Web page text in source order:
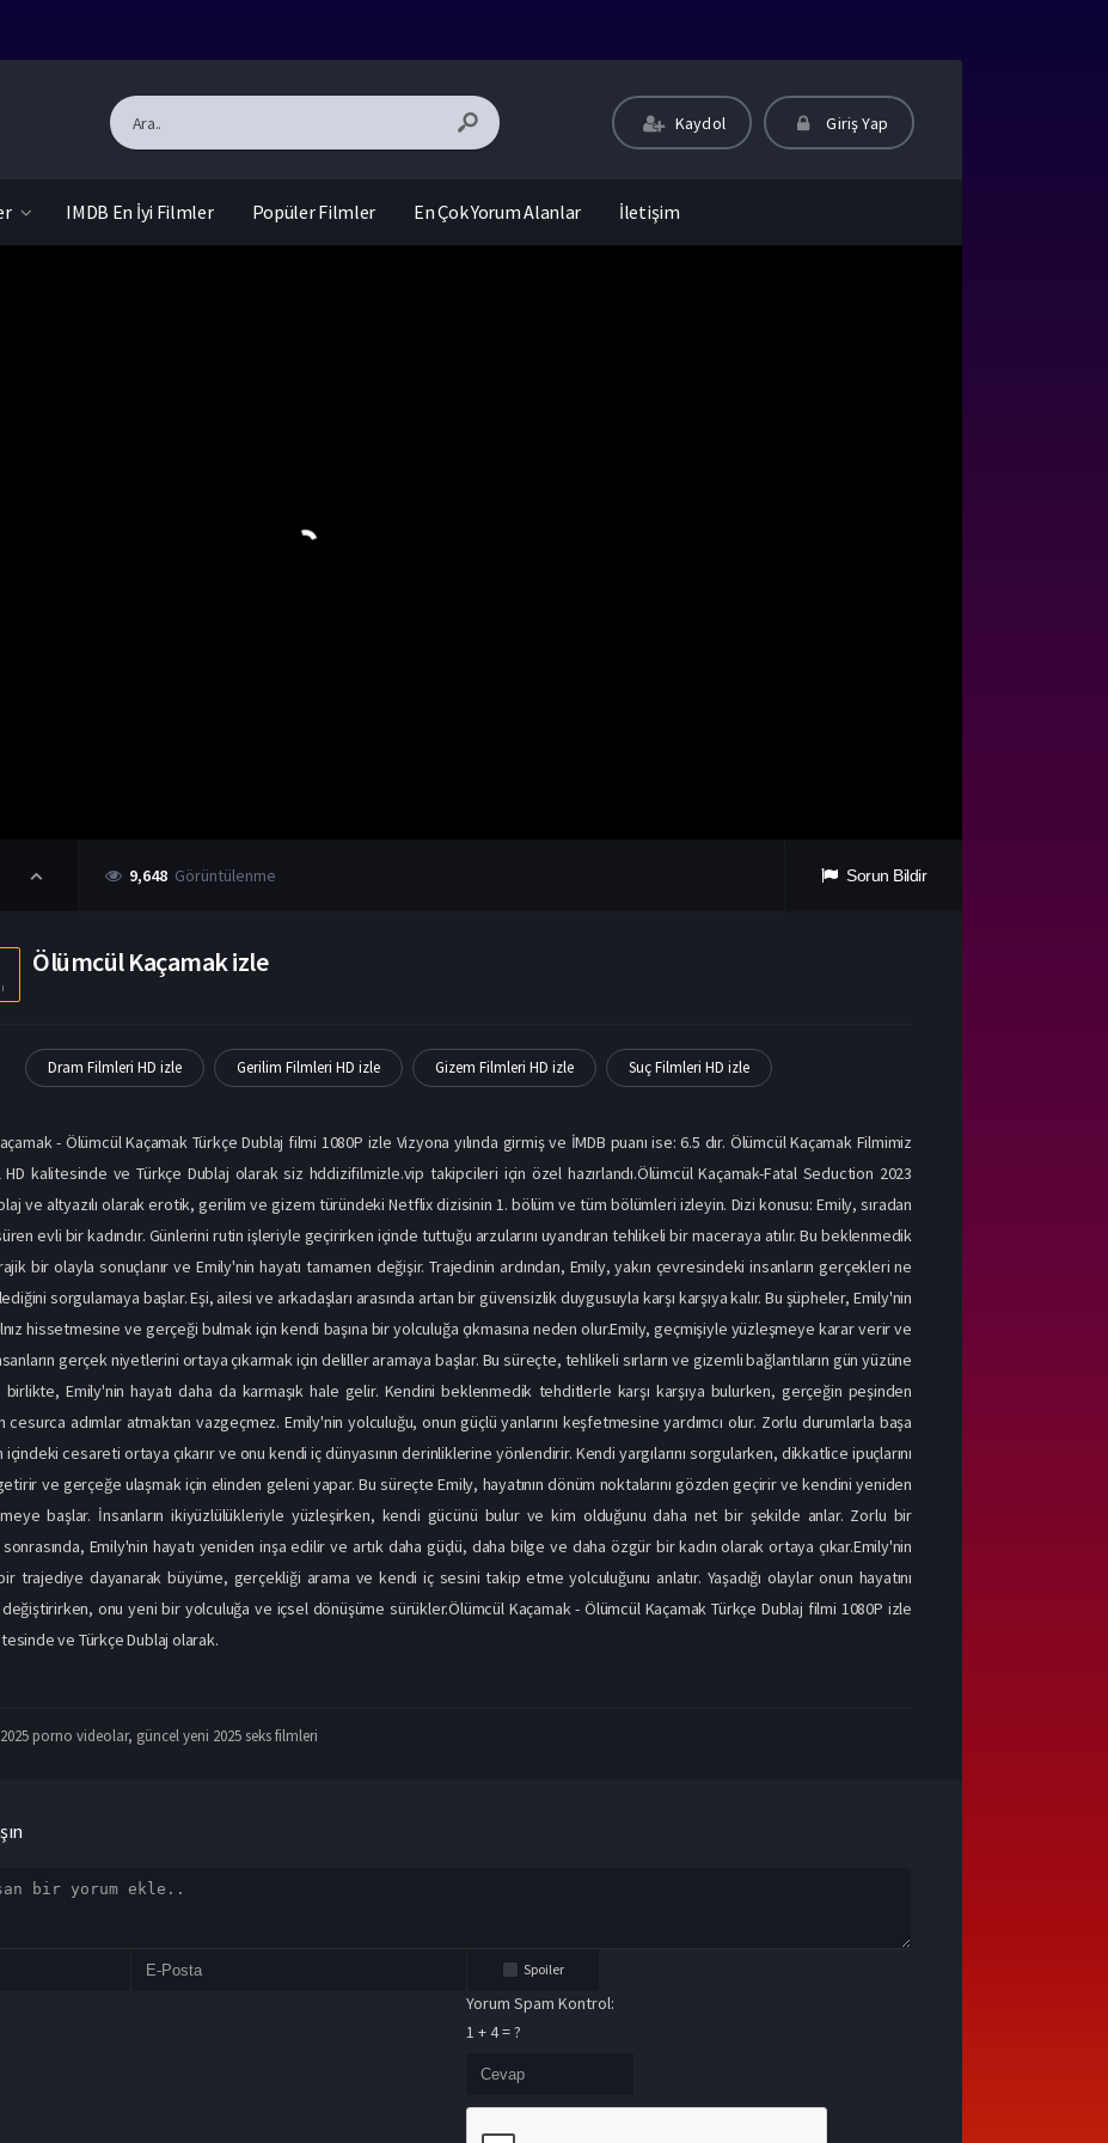
Kaydol Giriş Yap
IMDB En İyi Filmler Popüler Filmler En Çok Yorum Alanlar İletişim
9,648 Görüntülenme Sorun Bildir
Ölümcül Kaçamak izle
Dram Filmleri HD izle Gerilim Filmleri HD izle Gizem Filmleri HD izle Suç Filmleri HD izle
- Ölümcül Kaçamak Türkçe Dublaj filmi 1080P izle Vizyona yılında girmiş ve İMDB puanı ise: 6.5 dır. Ölümcül Kaçamak Filmimiz
HD kalitesinde ve Türkçe Dublaj olarak siz hddizifilmizle.vip takipcileri için özel hazırlandı.Ölümcül Kaçamak-Fatal Seduction 2023
ve altyazılı olarak erotik, gerilim ve gizem türündeki Netflix dizisinin 1. bölüm ve tüm bölümleri izleyin. Dizi konusu: Emily, sıradan
evli bir kadındır. Günlerini rutin işleriyle geçirirken içinde tuttuğu arzularını uyandıran tehlikeli bir maceraya atılır. Bu beklenmedik
bir olayla sonuçlanır ve Emily'nin hayatı tamamen değişir. Trajedinin ardından, Emily, yakın çevresindeki insanların gerçekleri ne
sorgulamaya başlar. Eşi, ailesi ve arkadaşları arasında artan bir güvensizlik duygusuyla karşı karşıya kalır. Bu şüpheler, Emily'nin
hissetmesine ve gerçeği bulmak için kendi başına bir yolculuğa çıkmasına neden olur.Emily, geçmişiyle yüzleşmeye karar verir ve
gerçek niyetlerini ortaya çıkarmak için deliller aramaya başlar. Bu süreçte, tehlikeli sırların ve gizemli bağlantıların gün yüzüne
birlikte, Emily'nin hayatı daha da karmaşık hale gelir. Kendini beklenmedik tehditlerle karşı karşıya bulurken, gerçeğin peşinden
cesurca adımlar atmaktan vazgeçmez. Emily'nin yolculuğu, onun güçlü yanlarını keşfetmesine yardımcı olur. Zorlu durumlarla başa
içindeki cesareti ortaya çıkarır ve onu kendi iç dünyasının derinliklerine yönlendirir. Kendi yargılarını sorgularken, dikkatlice ipuçlarını
ve gerçeğe ulaşmak için elinden geleni yapar. Bu süreçte Emily, hayatının dönüm noktalarını gözden geçirir ve kendini yeniden
başlar. İnsanların ikiyüzlülükleriyle yüzleşirken, kendi gücünü bulur ve kim olduğunu daha net bir şekilde anlar. Zorlu bir
Emily'nin hayatı yeniden inşa edilir ve artık daha güçlü, daha bilge ve daha özgür bir kadın olarak ortaya çıkar.Emily'nin
trajediye dayanarak büyüme, gerçekliği arama ve kendi iç sesini takip etme yolculuğunu anlatır. Yaşadığı olaylar onun hayatını
onu yeni bir yolculuğa ve içsel dönüşüme sürükler.Ölümcül Kaçamak - Ölümcül Kaçamak Türkçe Dublaj filmi 1080P izle
ve Türkçe Dublaj olarak.
2025 porno videolar, güncel yeni 2025 seks filmleri
Spoiler
Yorum Spam Kontrol:
1 + 4 = ?